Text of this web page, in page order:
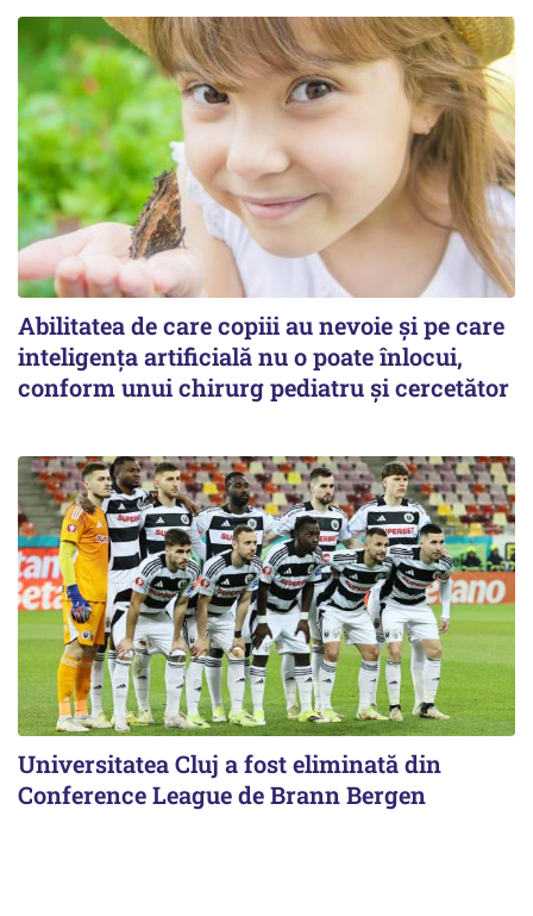
Abilitatea de care copiii au nevoie și pe care
inteligența artificială nu o poate înlocui,
conform unui chirurg pediatru și cercetător
Universitatea Cluj a fost eliminată din
Conference League de Brann Bergen